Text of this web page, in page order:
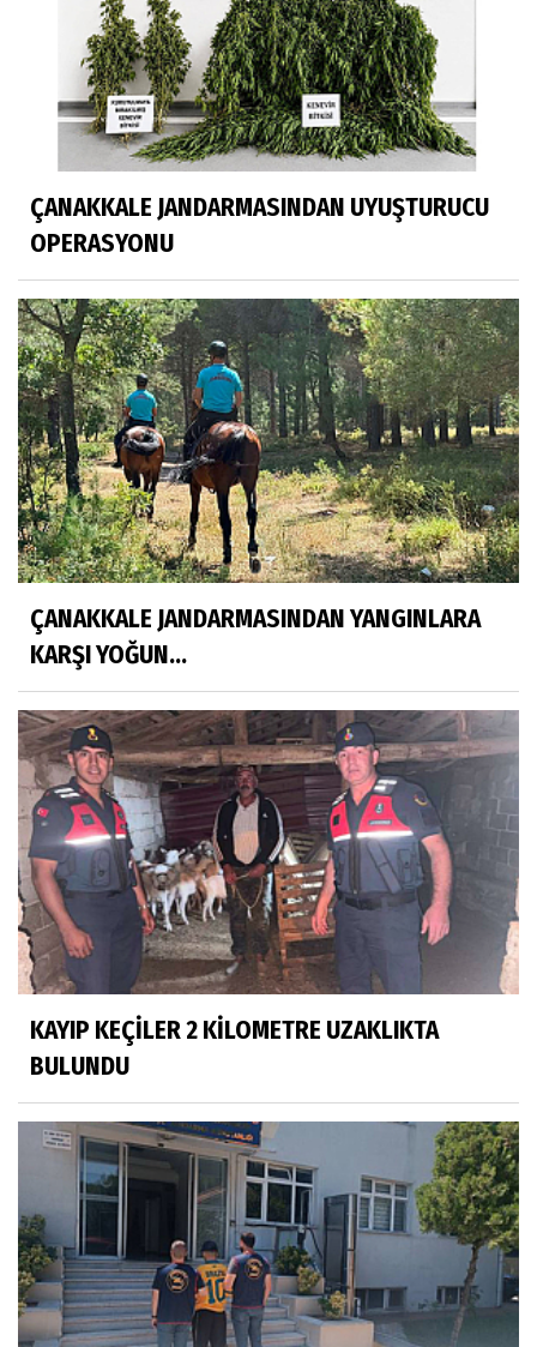
ÇANAKKALE JANDARMASINDAN UYUŞTURUCU
OPERASYONU
ÇANAKKALE JANDARMASINDAN YANGINLARA
KARŞI YOĞUN...
KAYIP KEÇİLER 2 KİLOMETRE UZAKLIKTA
BULUNDU